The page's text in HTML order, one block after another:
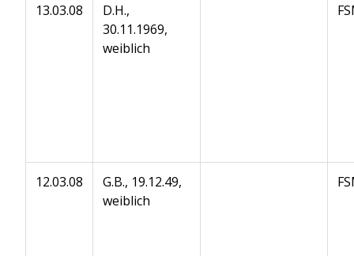
13.03.08
D.H.,
30.11.1969,
weiblich
12.03.08
G.B., 19.12.49,
weiblich